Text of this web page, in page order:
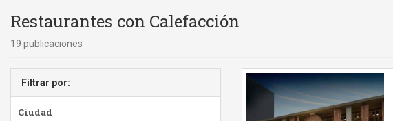
Restaurantes con Calefacción
19 publicaciones
Filtrar por:
Ciudad